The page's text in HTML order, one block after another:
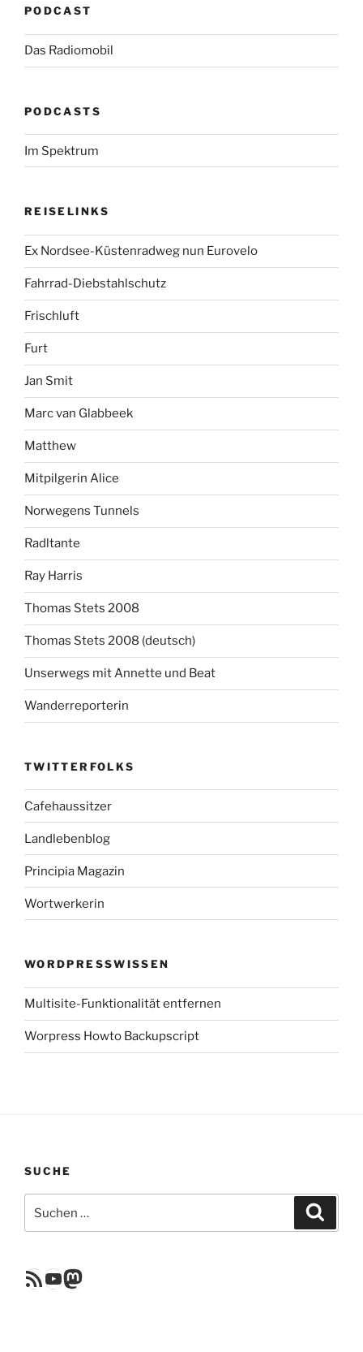
PODCAST
Das Radiomobil
PODCASTS
Im Spektrum
REISELINKS
Ex Nordsee-Küstenradweg nun Eurovelo
Fahrrad-Diebstahlschutz
Frischluft
Furt
Jan Smit
Marc van Glabbeek
Matthew
Mitpilgerin Alice
Norwegens Tunnels
Radltante
Ray Harris
Thomas Stets 2008
Thomas Stets 2008 (deutsch)
Unserwegs mit Annette und Beat
Wanderreporterin
TWITTERFOLKS
Cafehaussitzer
Landlebenblog
Principia Magazin
Wortwerkerin
WORDPRESSWISSEN
Multisite-Funktionalität entfernen
Worpress Howto Backupscript
SUCHE
nach:
RSS FeedYouTube
Mastodon